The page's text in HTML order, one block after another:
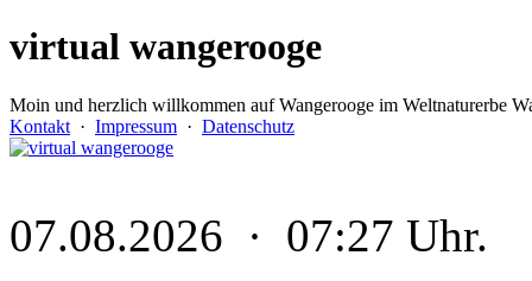
virtual wangerooge
Moin und herzlich willkommen auf Wangerooge im Weltnaturerbe
Kontakt · Impressum · Datenschutz
07.08.2026 · 07:27 Uhr.